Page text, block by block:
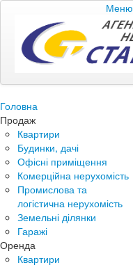
Меню
Головна
Продаж
Квартири
Будинки, дачі
Офісні приміщення
Комерційна нерухомість
Промислова та
логістична нерухомість
Земельні ділянки
Гаражі
Оренда
Квартири